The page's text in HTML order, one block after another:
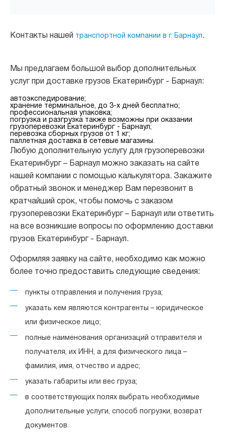
Контакты нашей транспортной компании в г. Барнаул.
Мы предлагаем большой выбор дополнительных
услуг при доставке грузов Екатеринбург - Барнаул:
автоэкспедирование;
хранение терминальное, до 3-х дней бесплатно;
профессиональная упаковка;
погрузка и разгрузка также возможны при оказании
грузоперевозки Екатеринбург - Барнаул;
перевозка сборных грузов от 1 кг;
паллетная доставка в сетевые магазины.
Любую дополнительную услугу для грузоперевозки
Екатеринбург – Барнаул можно заказать на сайте
нашей компании с помощью калькулятора. Закажите
обратный звонок и менеджер Вам перезвонит в
кратчайший срок, чтобы помочь с заказом
грузоперевозки Екатеринбург – Барнаул или ответить
на все возникшие вопросы по оформлению доставки
грузов Екатеринбург - Барнаул.
Оформляя заявку на сайте, необходимо как можно
более точно предоставить следующие сведения:
пункты отправления и получения груза;
указать кем являются контрагенты – юридическое
или физическое лицо;
полные наименования организаций отправителя и
получателя, их ИНН, а для физического лица –
фамилия, имя, отчество и адрес;
указать габариты или вес груза;
в соответствующих полях выбрать необходимые
дополнительные услуги, способ погрузки, возврат
документов.